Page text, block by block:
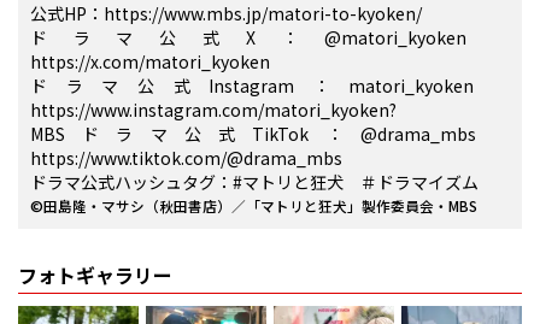
公式HP：https://www.mbs.jp/matori-to-kyoken/
ドラマ公式X：@matori_kyoken
https://x.com/matori_kyoken
ドラマ公式Instagram：matori_kyoken
https://www.instagram.com/matori_kyoken?
MBSドラマ公式TikTok：@drama_mbs
https://www.tiktok.com/@drama_mbs
ドラマ公式ハッシュタグ：#マトリと狂犬 ＃ドラマイズム
©田島隆・マサシ（秋田書店）／「マトリと狂犬」製作委員会・MBS
フォトギャラリー